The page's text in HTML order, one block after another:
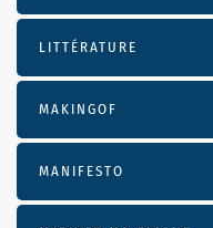
LITTÉRATURE
MAKINGOF
MANIFESTO